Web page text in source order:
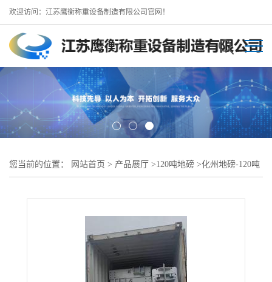
欢迎访问：江苏鹰衡称重设备制造有限公司官网！
您当前的位置： 网站首页 > 产品展厅 >120吨地磅 >化州地磅-120吨